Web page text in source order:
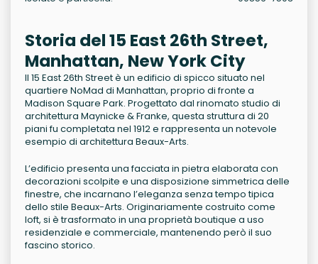
Storia del 15 East 26th Street,
Manhattan, New York City
Il 15 East 26th Street è un edificio di spicco situato nel
quartiere NoMad di Manhattan, proprio di fronte a
Madison Square Park. Progettato dal rinomato studio di
architettura Maynicke & Franke, questa struttura di 20
piani fu completata nel 1912 e rappresenta un notevole
esempio di architettura Beaux-Arts.
L’edificio presenta una facciata in pietra elaborata con
decorazioni scolpite e una disposizione simmetrica delle
finestre, che incarnano l’eleganza senza tempo tipica
dello stile Beaux-Arts. Originariamente costruito come
loft, si è trasformato in una proprietà boutique a uso
residenziale e commerciale, mantenendo però il suo
fascino storico.